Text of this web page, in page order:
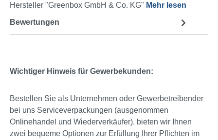
Hersteller "Greenbox GmbH & Co. KG" Mehr lesen
Bewertungen
Wichtiger Hinweis für Gewerbekunden:
Bestellen Sie als Unternehmen oder Gewerbetreibender
bei uns Serviceverpackungen (ausgenommen
Onlinehandel und Wiederverkäufer), bieten wir Ihnen
zwei bequeme Optionen zur Erfüllung Ihrer Pflichten im